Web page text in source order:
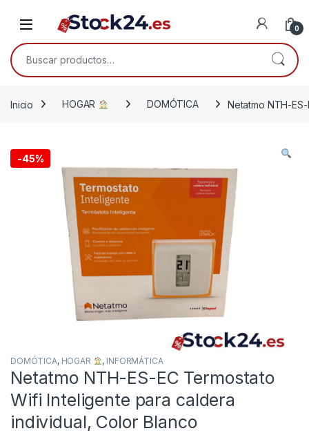
Open 0
Buscar por:
Inicio HOGAR DOMÓTICA Netatmo NTH-
-45%
DOMÓTICA, HOGAR , INFORMÁTICA
Netatmo NTH-ES-EC Termostato
Wifi Inteligente para caldera
individual, Color Blanco